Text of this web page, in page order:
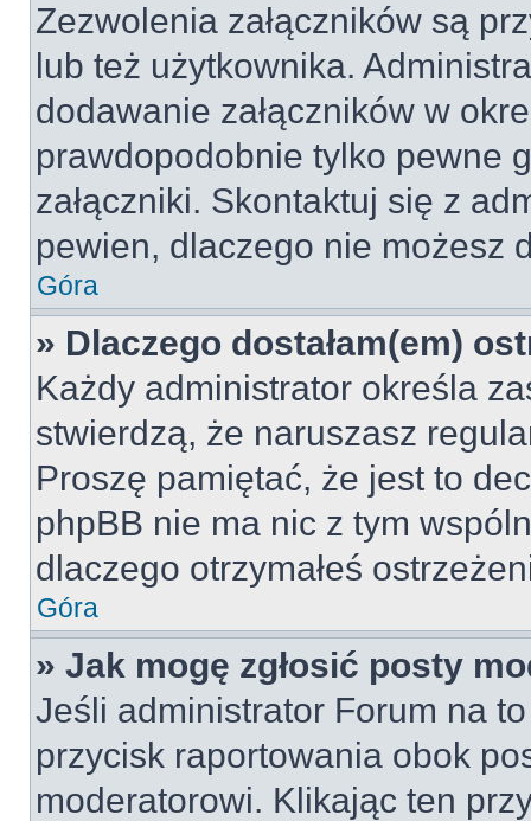
Zezwolenia załączników są
lub też użytkownika.
dodawanie załączników w
prawdopodobnie tylko pewne
załączniki. Skontaktuj się z
pewien, dlaczego nie możesz
Góra
» Dlaczego dostałam(em)
Każdy administrator określa
stwierdzą, że naruszasz
Proszę pamiętać, że jest to
phpBB nie ma nic z tym
dlaczego otrzymałeś
Góra
» Jak mogę zgłosić posty
Jeśli administrator Forum na
przycisk raportowania obok
moderatorowi. Klikając ten